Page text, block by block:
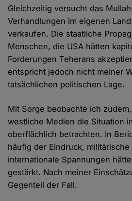
Gleichzeitig versucht das
Verhandlungen im eigenen
verkaufen. Die staatliche
Menschen, die USA hätten
Forderungen Teherans
entspricht jedoch nicht meiner
tatsächlichen politischen Lage.
Mit Sorge beobachte ich
westliche Medien die Situation
oberflächlich betrachten. In
häufig der Eindruck,
internationale Spannungen
gestärkt. Nach meiner
Gegenteil der Fall.